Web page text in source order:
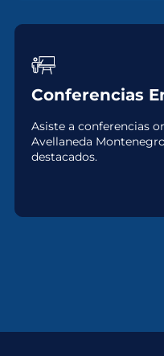
Conferencias
Asiste a conferencias
Avellaneda
destacados.